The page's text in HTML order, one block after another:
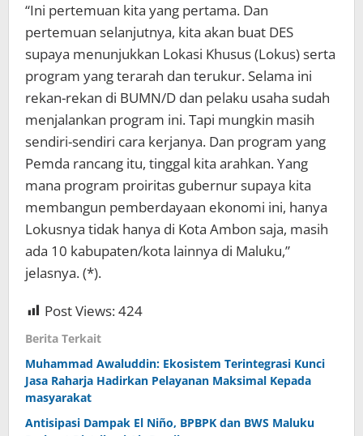
“Ini pertemuan kita yang pertama. Dan
pertemuan selanjutnya, kita akan buat DES
supaya menunjukkan Lokasi Khusus (Lokus) serta
program yang terarah dan terukur. Selama ini
rekan-rekan di BUMN/D dan pelaku usaha sudah
menjalankan program ini. Tapi mungkin masih
sendiri-sendiri cara kerjanya. Dan program yang
Pemda rancang itu, tinggal kita arahkan. Yang
mana program proiritas gubernur supaya kita
membangun pemberdayaan ekonomi ini, hanya
Lokusnya tidak hanya di Kota Ambon saja, masih
ada 10 kabupaten/kota lainnya di Maluku,”
jelasnya. (*).
Post Views:424
Berita Terkait
Muhammad Awaluddin: Ekosistem Terintegrasi Kunci
Jasa Raharja Hadirkan Pelayanan Maksimal Kepada
masyarakat
Antisipasi Dampak El Niño, BPBPK dan BWS Maluku